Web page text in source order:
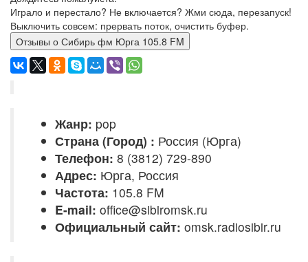
Играло и перестало? Не включается? Жми сюда, перезапуск!
Выключить совсем: прервать поток, очистить буфер.
Отзывы о Сибирь фм Юрга 105.8 FM
Жанр: pop
Страна (Город) : Россия (Юрга)
Телефон: 8 (3812) 729-890
Адрес: Юрга, Россия
Частота: 105.8 FM
E-mail: office@sibiromsk.ru
Официальный сайт: omsk.radiosibir.ru